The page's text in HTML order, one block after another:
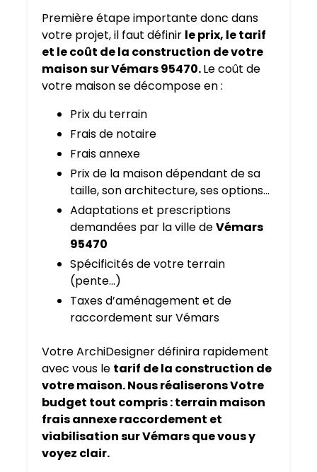
Première étape importante donc dans
votre projet, il faut définir le prix, le tarif
et le coût de la construction de votre
maison sur Vémars 95470.Le coût de
votre maison se décompose en :
Prix du terrain
Frais de notaire
Frais annexe
Prix de la maison dépendant de sa
taille, son architecture, ses options…
Adaptations et prescriptions
demandées par la ville deVémars
95470
Spécificités de votre terrain
(pente…)
Taxes d’aménagement et de
raccordement sur Vémars
Votre ArchiDesigner définira rapidement
avec vous le tarif de la construction de
votre maison. Nous réaliserons Votre
budget tout compris : terrain maison
frais annexe raccordement et
viabilisation sur Vémars que vous y
voyez clair.